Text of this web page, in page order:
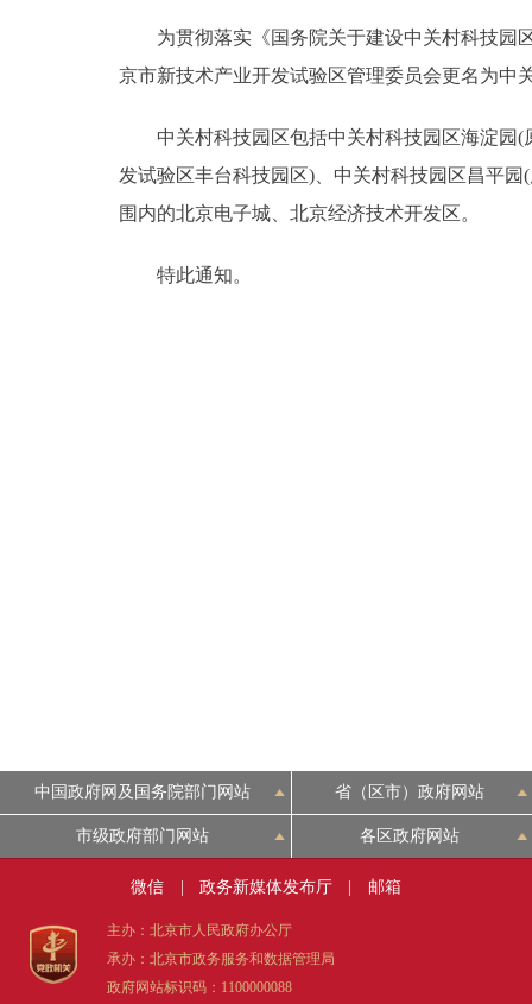
政务服务
DEUTSCH
ITALIANO
为贯彻落实《国务院关于建设中关村科技园区
京市新技术产业开发试验区管理委员会更名为中
中关村科技园区包括中关村科技园区海淀园(
发试验区丰台科技园区)、中关村科技园区昌平
围内的北京电子城、北京经济技术开发区。
特此通知。
中国政府网及国务院部门网站 省（区市）政府网站
市级政府部门网站 各区政府网站
微信 政务新媒体发布厅 邮箱
主办：北京市人民政府办公厅
承办：北京市政务服务和数据管理局
政府网站标识码：1100000088